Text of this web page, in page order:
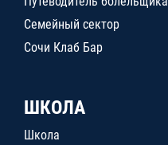
Семейный сектор
Сочи Клаб Бар
ШКОЛА
Школа